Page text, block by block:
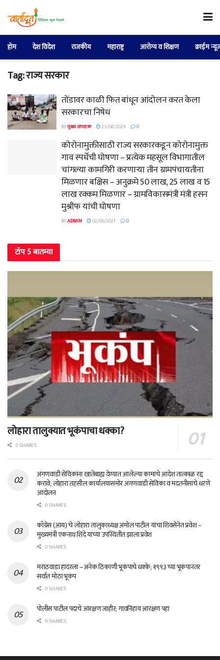
होम देश विदेश राजकीय महाराष्ट्र आरोग्य व शिक्षण क्राईम
Tag:राज्य सरकार
तोंडावर काळी फित बांधून आंदोलन करत केला
सरकारचा निषेध
BYमुख्य संपादक 25/08/2024 0
कोरोनामुक्तीसाठी राज्य सरकारकडून कोरोनामुक्त
गाव स्पर्धेची घोषणा – प्रत्येक महसूल विभागातील
चांगल्या कामगिरी करणाऱ्या तीन ग्रामपंचायतीना
मिळणार बक्षिस – अनुक्रमे 50 लाख, 25 लाख व 15
लाख रक्कम मिळणार – ग्रामविकासमंत्री मंत्री हसन
मुश्रीफ यांची घोषणा
BYADMIN 02/06/2021 0
टॉप 5 बातम्या
लोहारा तालुक्यात भूकंपाचा धक्का?
0 SHARES
अंगणवाडी सेविकांना खातेबाह्य देण्यात आलेल्या कामांचे आदेश तात्काळ रद्द
करावे; लोहारा तहसील कार्यालयासमोर अंगणवाडी सेविका व मदतनीसांचे धरणे
आंदोलन
0 SHARES
काँग्रेस (आय) चे लोहारा तालुकाध्यक्ष अमोल पाटील यांचा शिवसेनेत प्रवेश –
मुख्यमंत्री एकनाथ शिंदे यांच्या उपस्थितीत झाला प्रवेश
0 SHARES
मराठवाडा हादरला – अनेक ठिकाणी भूकंपाचे धक्के; १९९३ च्या भूकंपानंतर
सर्वात मोठा भूकंप
0 SHARES
पोलीस पाटील पदाचे आरक्षण जाहीर; गावनिहाय आरक्षण पहा
0 SHARES